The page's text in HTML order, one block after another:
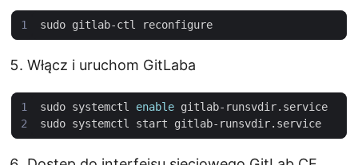
Włącz i uruchom GitLaba
sudo systemctl enable